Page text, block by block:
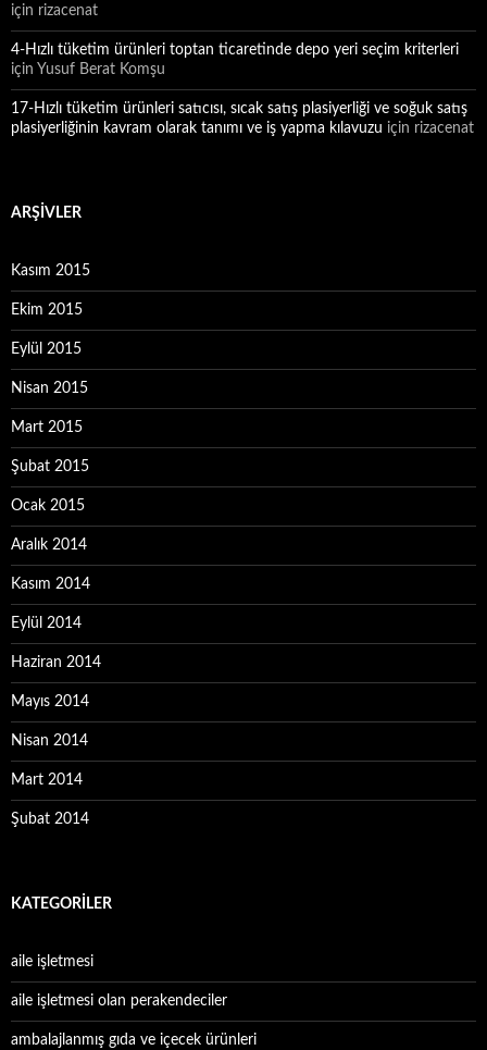
için rizacenat
4-Hızlı tüketim ürünleri toptan ticaretinde depo yeri seçim kriterleri
için Yusuf Berat Komşu
17-Hızlı tüketim ürünleri satıcısı, sıcak satış plasiyerliği ve soğuk satış
plasiyerliğinin kavram olarak tanımı ve iş yapma kılavuzu için rizacenat
ARŞIVLER
Kasım 2015
Ekim 2015
Eylül 2015
Nisan 2015
Mart 2015
Şubat 2015
Ocak 2015
Aralık 2014
Kasım 2014
Eylül 2014
Haziran 2014
Mayıs 2014
Nisan 2014
Mart 2014
Şubat 2014
KATEGORILER
aile işletmesi
aile işletmesi olan perakendeciler
ambalajlanmış gıda ve içecek ürünleri